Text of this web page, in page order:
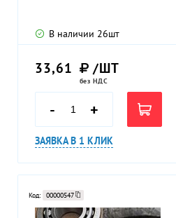
В наличии 26шт
33,61 /ШТ
без НДС
- +
ЗАЯВКА В 1 КЛИК
Код: 00000547